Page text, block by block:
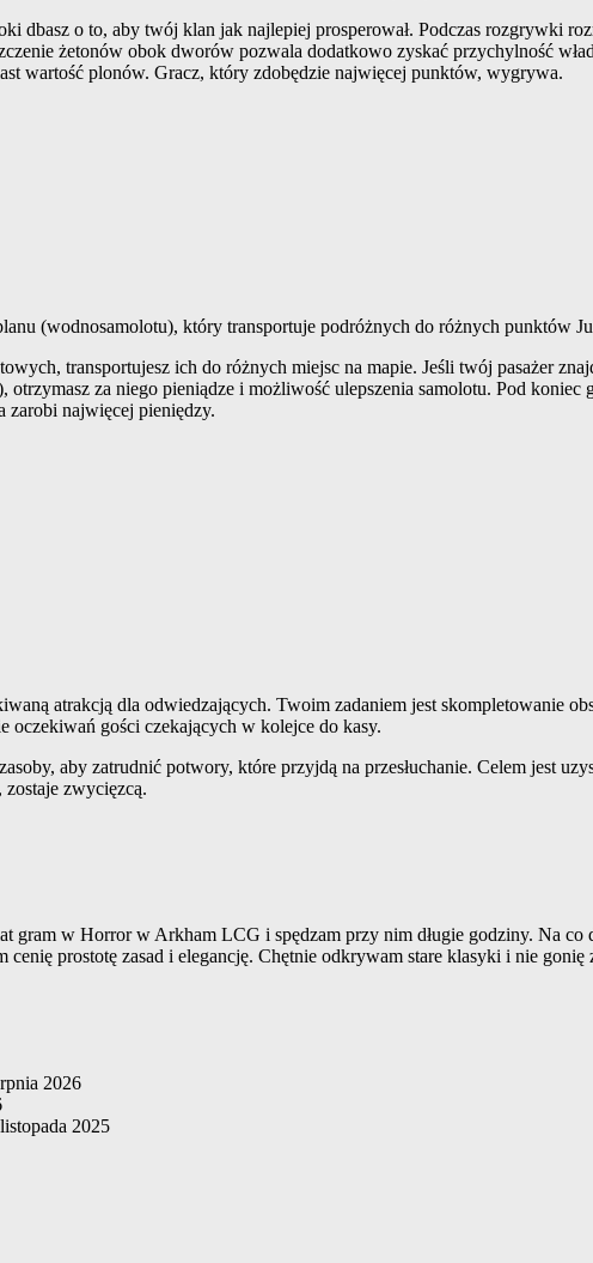
dbasz o to, aby twój klan jak najlepiej prosperował. Podczas rozgrywki
żetonów obok dworów pozwala dodatkowo zyskać przychylność
wartość plonów. Gracz, który zdobędzie najwięcej punktów, wygrywa.
(wodnosamolotu), który transportuje podróżnych do różnych punktów
transportujesz ich do różnych miejsc na mapie. Jeśli twój pasażer
za niego pieniądze i możliwość ulepszenia samolotu. Pod koniec
zarobi najwięcej pieniędzy.
atrakcją dla odwiedzających. Twoim zadaniem jest skompletowanie
gości czekających w kolejce do kasy.
aby zatrudnić potwory, które przyjdą na przesłuchanie. Celem jest
zwycięzcą.
gram w Horror w Arkham LCG i spędzam przy nim długie godziny. Na
prostotę zasad i elegancję. Chętnie odkrywam stare klasyki i nie
2026
2025